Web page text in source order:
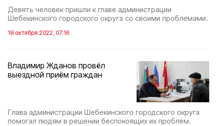
Девять человек пришли к главе администрации
Шебекинского городского округа со своими проблемами.
18 октября 2022, 07:16
Владимир Жданов провёл
выездной приём граждан
Глава администрации Шебекинского городского округа
помогал людям в решении беспокоящих их проблем.